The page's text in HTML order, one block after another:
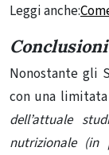
Leggi anche:
Conclusioni
Nonostante gli
con una
dell’attuale
nutrizionale (in